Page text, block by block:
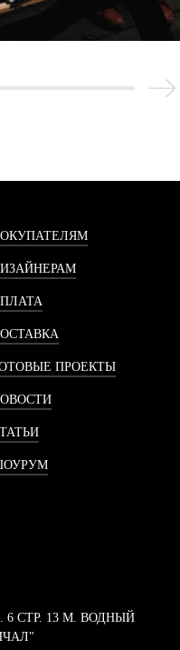
ПРОЕКТЫ
СТР. 13 М. ВОДНЫЙ